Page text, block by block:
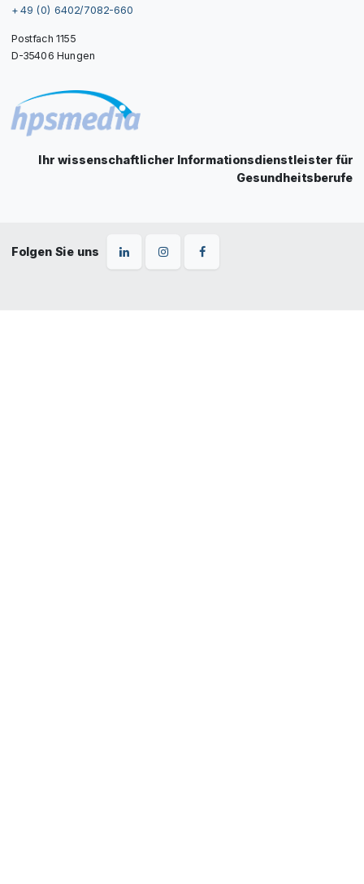
+ 49 (0) 6402/7082-660
Postfach 1155
D-35406 Hungen
Ihr wissenschaftlicher Informationsdienstleister für
Gesundheitsberufe
Folgen Sie uns